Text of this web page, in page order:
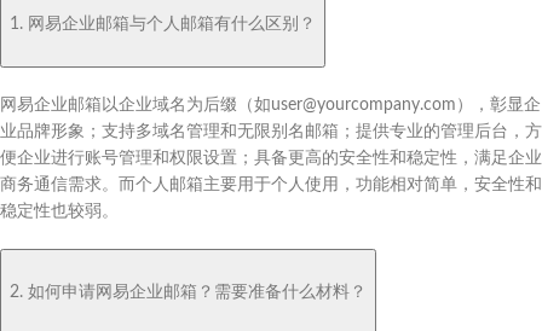
1. 网易企业邮箱与个人邮箱有什么区别？
网易企业邮箱以企业域名为后缀（如user@yourcompany.com），彰显企
业品牌形象；支持多域名管理和无限别名邮箱；提供专业的管理后台，方
便企业进行账号管理和权限设置；具备更高的安全性和稳定性，满足企业
商务通信需求。而个人邮箱主要用于个人使用，功能相对简单，安全性和
稳定性也较弱。
2. 如何申请网易企业邮箱？需要准备什么材料？